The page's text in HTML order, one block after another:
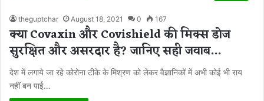
theguptchar August 18, 2021 0 167
क्या Covaxin और Covishield की मिक्स डोज
सुरक्षित और असरदार है? जानिए सही जवाब…
देश में लगाये जा रहे कोरोना टीके के मिश्रण को लेकर वैज्ञानिकों में अभी कोई भी राय
नहीं बन पाई…